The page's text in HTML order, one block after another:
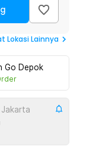
Lokasi Lainnya
Go Depok